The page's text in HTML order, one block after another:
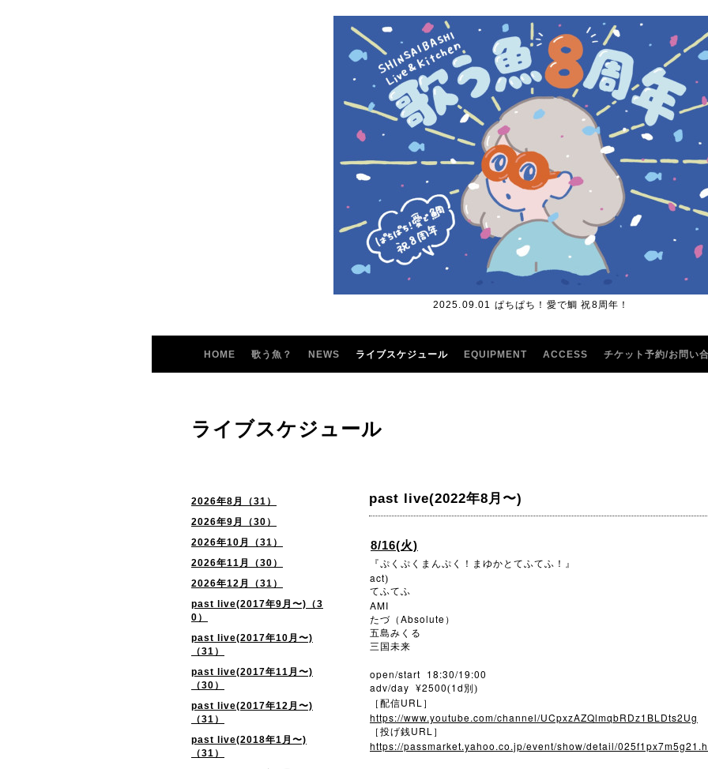
2025.09.01 ぱちぱち！愛で鯛 祝8周年！
HOME 歌う魚？ NEWS ライブスケジュール EQUIPMENT ACCESS チケット予約/お問い
2026年8月（31）
2026年9月（30）
2026年10月（31）
2026年11月（30）
2026年12月（31）
past live(2017年9月〜)（3
0）
past live(2017年10月〜)
（31）
past live(2017年11月〜)
（30）
past live(2017年12月〜)
（31）
past live(2018年1月〜)
（31）
ライブスケジュール
past live(2022年8月〜)
8/16(火)
『ぷくぷくまんぷく！まゆかとてふてふ！』
act)
てふてふ
AMI
たづ（ Absolute ）
五島みくる
三国未来
open/start 18:30/19:00
adv/day ¥2500(1d 別)
［配信URL ］
https://www.youtube.com/channel/UCpxzAZQlmqbRDz1BLDts2Ug
［投げ銭URL ］
https://passmarket.yahoo.co.jp/event/show/detail/